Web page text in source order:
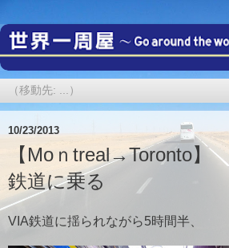
10/23/2013
【Moｎtreal→Toronto】
鉄道に乗る
VIA鉄道に揺られながら5時間半、